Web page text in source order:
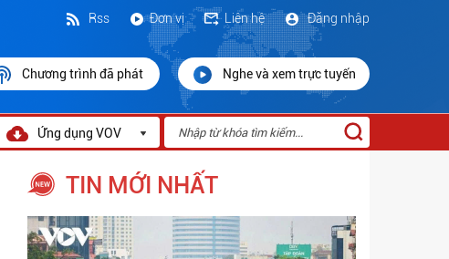
Đăng nhập
Liên hệ
Đơn vị
Rss
Chương trình đã phát Nghe và xem trực tuyến
Ứng dụng VOV
TIN MỚI NHẤT